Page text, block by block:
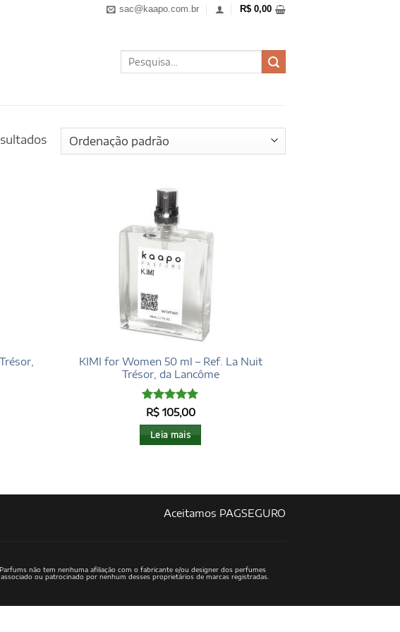
sac@kaapo.com.br R$ 0,00
Pesquisar
por:
KIMI for Women 50 ml – Ref. La Nuit
Trésor, da Lancôme
Avaliação5
R$105,00
Leia mais
Aceitamos PAGSEGURO
não tem nenhuma afiliação com o fabricante e/ou designer dos perfumes
ou patrocinado por nenhum desses proprietários de marcas registradas.